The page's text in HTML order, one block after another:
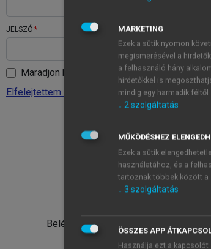
JELSZÓ
Maradjon belépve
Elfelejtettem a jelszavamat
Belépés intézményi azonosítóval
MARKETING
Ezek a sütik nyomon
megismerésével a
a felhasználó hány
hirdetőkkel is
mindig egy harmadik féltől
↓ 2szolgáltatás
MŰKÖDÉSHEZ
Ezek a sütik
használatához, és a
tartoznak többek között a
↓ 3 szolgáltatás
ÖSSZES APP
Használja ezt a